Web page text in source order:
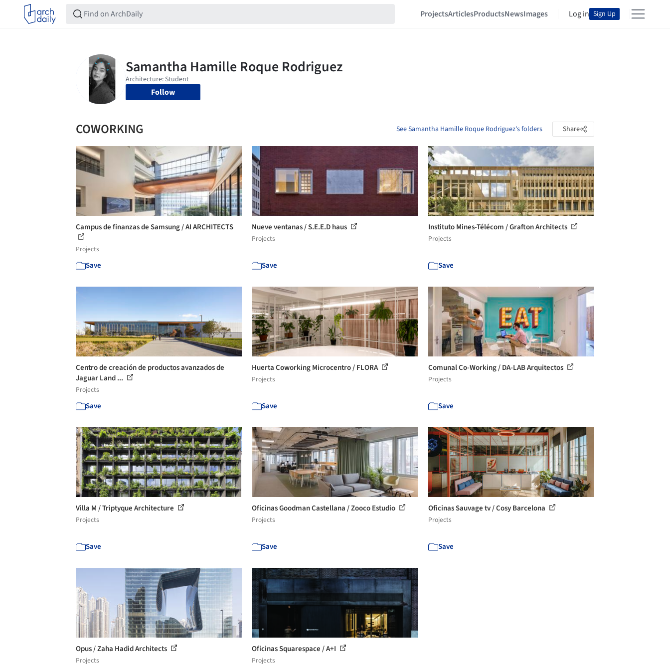
ProjectsArticlesProductsNewsImages Log in Sign Up
Follow
COWORKING See Samantha Hamille Roque Rodriguez's folders Share
Campus de finanzas de Samsung / AI ARCHITECTS
Projects
Save
Nueve ventanas / S.E.E.D haus
Projects
Save
Instituto Mines-Télécom / Grafton Architects
Projects
Save
Centro de creación de productos avanzados de
Jaguar Land ...
Projects
Save
Huerta Coworking Microcentro / FLORA
Projects
Save
Comunal Co-Working / DA-LAB Arquitectos
Projects
Save
Villa M / Triptyque Architecture
Projects
Save
Oficinas Goodman Castellana / Zooco Estudio
Projects
Save
Oficinas Sauvage tv / Cosy Barcelona
Projects
Save
Opus / Zaha Hadid Architects
Projects
Oficinas Squarespace / A+I
Projects